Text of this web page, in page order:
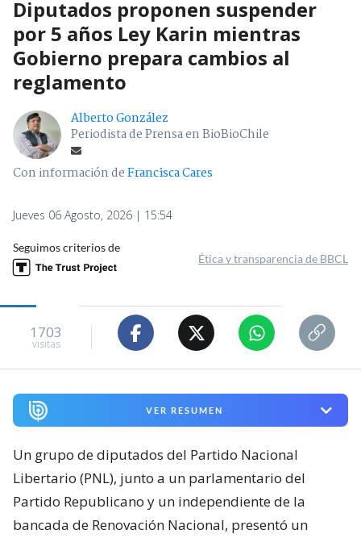
Diputados proponen suspender
por 5 años Ley Karin mientras
Gobierno prepara cambios al
reglamento
Alberto González
Periodista de Prensa en BioBioChile
Con información deFrancisca Cares
Jueves 06 Agosto, 2026 | 15:54
Seguimos criterios de
Ética y transparencia de BBCL
1703
visitas
VER RESUMEN
Un grupo de diputados del Partido Nacional
Libertario (PNL), junto a un parlamentario del
Partido Republicano y un independiente de la
bancada de Renovación Nacional, presentó un